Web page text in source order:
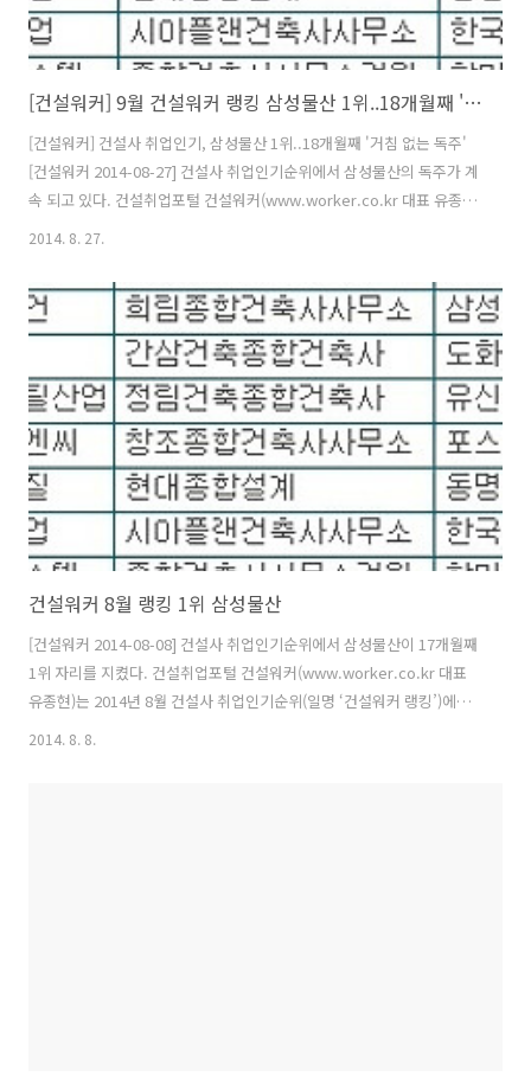
[건설워커] 9월 건설워커 랭킹 삼성물산 1위..18개월째 '거침 없는 독주'
[건설워커] 건설사 취업인기, 삼성물산 1위..18개월째 '거침 없는 독주'
[건설워커 2014-08-27] 건설사 취업인기순위에서 삼성물산의 독주가 계
속 되고 있다. 건설취업포털 건설워커(www.worker.co.kr 대표 유종
현)는 '9월 건설사 취업인기순위'(일명 건설워커 랭킹)에서 삼성물산이
난해 4월부터 18개월째 1위를 기록 중이다. 또 현대엔지니어링(엔지니
어링), 구산토건(전문건설), 삼우종합건축사사무소(건축설계), 은민에스
앤디(인테리어)가 부문별 1위를 차지했다. * 삼성물산은 국토부가 지난 7
월 31일 공시한 올해 종합건설사 시공능력평가(토목건축공사업 부문)에
서도 5년간 부동의 1위였던 현대건설을 제치고 1위를 차지한 ..
2014. 8. 27.
건설워커 8월 랭킹 1위 삼성물산
[건설워커 2014-08-08] 건설사 취업인기순위에서 삼성물산이 17개월째
1위 자리를 지켰다. 건설취업포털 건설워커(www.worker.co.kr 대표
유종현)는 2014년 8월 건설사 취업인기순위(일명 ‘건설워커 랭킹’)에서
삼성물산이 종합건설 부문 정상자리를 굳건히 지켰다고 8일 밝혔다. 삼
2014. 8. 8.